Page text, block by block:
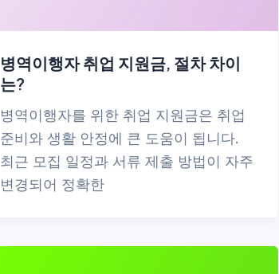
병역이행자 취업 지원금, 절차 차이
는?
병역이행자를 위한 취업 지원금은 취업
준비와 생활 안정에 큰 도움이 됩니다.
최근 모집 일정과 서류 제출 방법이 자주
변경되어 정확한